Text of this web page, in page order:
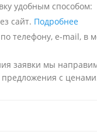
удобным способом:
сайт. Подробнее
телефону, e-mail, в
заявки мы
с